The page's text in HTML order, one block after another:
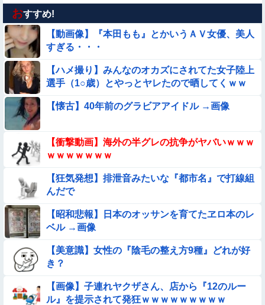
【画像】プールに来てた水着JCたち どの娘を選ぶの？
【動画】中国の『上級の暮らし』がコレらしい
【画像】プールで水着が脱げちゃった女の子の反応ｗｗｗｗｗ
ｗｗｗ
【衝撃】ガチで『意識高い無能』が好きなワードと言えば？
【動画像】飛行機に『水銀』を持ち込めない理由がこれ【→】
【画像】お前らこの超美人が整形か否か判定たのむ！！
【画像】この美人ママ、脱いだら凄い・・・
【画像】日本のえちえち女性犯罪者ｗｗｗｗｗｗｗ
【ロマン】世界を動かした暗号ランキング
おすすめ!
【動画像】『本田もも』とかいうＡＶ女優、美人
すぎる・・・
【ハメ撮り】みんなのオカズにされてた女子陸上
選手（1○歳）とやっとヤレたので晒してくｗｗ
【懐古】40年前のグラビアアイドル →画像
【衝撃動画】海外の半グレの抗争がヤバいｗｗｗ
ｗｗｗｗｗｗｗ
【狂気発想】排泄音みたいな『都市名』で打線組
んだで
【昭和悲報】日本のオッサンを育てたヱロ本のレ
ベル →画像
【美意識】女性の『陰毛の整え方9種』どれが好
き？
【画像】子連れヤクザさん、店から『12のルー
ル』を提示されて発狂ｗｗｗｗｗｗｗｗｗ